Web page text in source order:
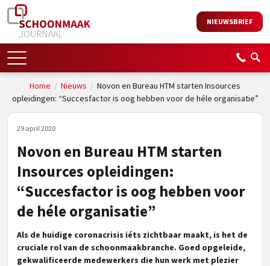
NIEUWSBRIEF
Home / Nieuws / Novon en Bureau HTM starten Insources
opleidingen: “Succesfactor is oog hebben voor de héle organisatie”
29 april 2020
Novon en Bureau HTM starten
Insources opleidingen:
“Succesfactor is oog hebben voor
de héle organisatie”
Als de huidige coronacrisis iéts zichtbaar maakt, is het de
cruciale rol van de schoonmaakbranche. Goed opgeleide,
gekwalificeerde medewerkers die hun werk met plezier